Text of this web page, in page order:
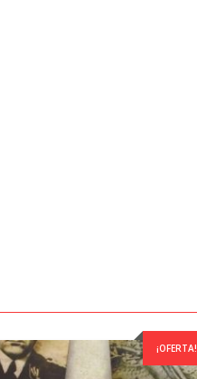
¡OFERTA!